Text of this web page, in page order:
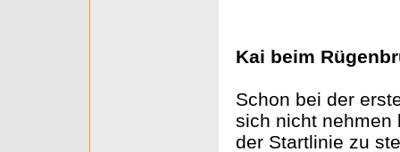
Kai beim
Schon bei der
sich nicht nehmen
der Startlinie zu